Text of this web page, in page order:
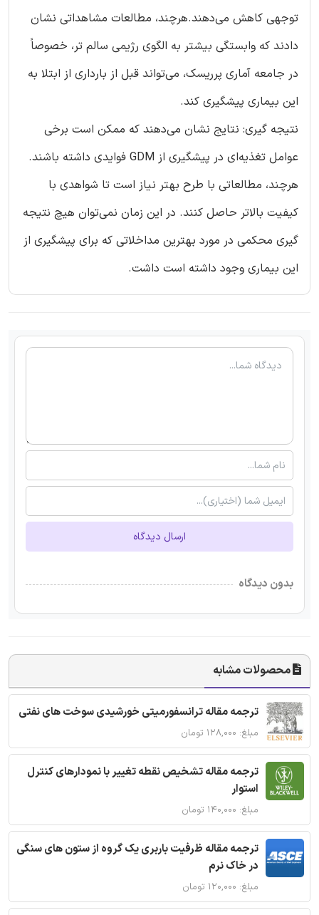
توجهی کاهش می‌دهند.هرچند، مطالعات مشاهداتی نشان
دادند که وابستگی بیشتر به الگوی رژیمی سالم تر، خصوصاً
در جامعه آماری پرریسک، می‌تواند قبل از بارداری از ابتلا به
این بیماری پیشگیری کند.
نتیجه گیری: نتایج نشان می‌دهند که ممکن است برخی
عوامل تغذیه‌ای در پیشگیری از GDM فوایدی داشته باشند.
هرچند، مطالعاتی با طرح بهتر نیاز است تا شواهدی با
کیفیت بالاتر حاصل کنند. در این زمان نمی‌توان هیچ نتیجه
گیری محکمی در مورد بهترین مداخلاتی که برای پیشگیری از
این بیماری وجود داشته است داشت.
ارسال دیدگاه
بدون دیدگاه
محصولات مشابه
ترجمه مقاله ترانسفورمیتی خورشیدی سوخت های نفتی
مبلغ: ۱۲۸,۰۰۰ تومان
ترجمه مقاله تشخیص نقطه تغییر با نمودارهای کنترل
استوار
مبلغ: ۱۴۰,۰۰۰ تومان
ترجمه مقاله ظرفیت باربری یک گروه از ستون های سنگی
در خاک نرم
مبلغ: ۱۲۰,۰۰۰ تومان